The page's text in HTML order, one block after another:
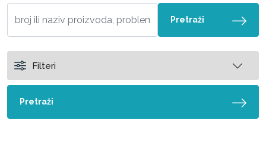
Pretraži
Filteri
Pretraži